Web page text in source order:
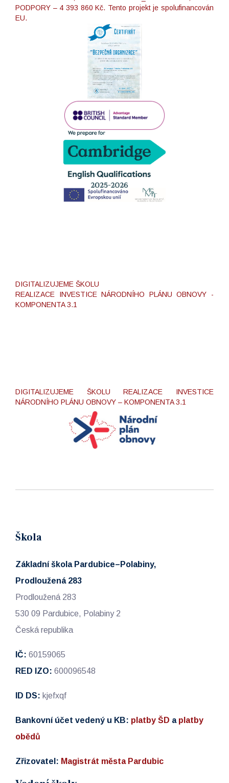
PODPORY – 4 393 860 Kč. Tento projekt je spolufinancován
EU.
DIGITALIZUJEME ŠKOLU
REALIZACE INVESTICE NÁRODNÍHO PLÁNU OBNOVY -
KOMPONENTA 3.1
DIGITALIZUJEME ŠKOLU REALIZACE INVESTICE
NÁRODNÍHO PLÁNU OBNOVY – KOMPONENTA 3.1
Škola
Základní škola Pardubice–Polabiny,
Prodloužená 283
Prodloužená 283
530 09 Pardubice, Polabiny 2
Česká republika
IČ: 60159065
RED IZO: 600096548
ID DS: kjefxqf
Bankovní účet vedený u KB: platby ŠD a platby
obědů
Zřizovatel: Magistrát města Pardubic